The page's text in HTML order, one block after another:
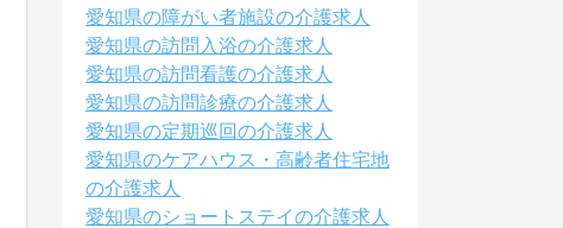
愛知県の障がい者施設の介護求人
愛知県の訪問入浴の介護求人
愛知県の訪問看護の介護求人
愛知県の訪問診療の介護求人
愛知県の定期巡回の介護求人
愛知県のケアハウス・高齢者住宅地
の介護求人
愛知県のショートステイの介護求人